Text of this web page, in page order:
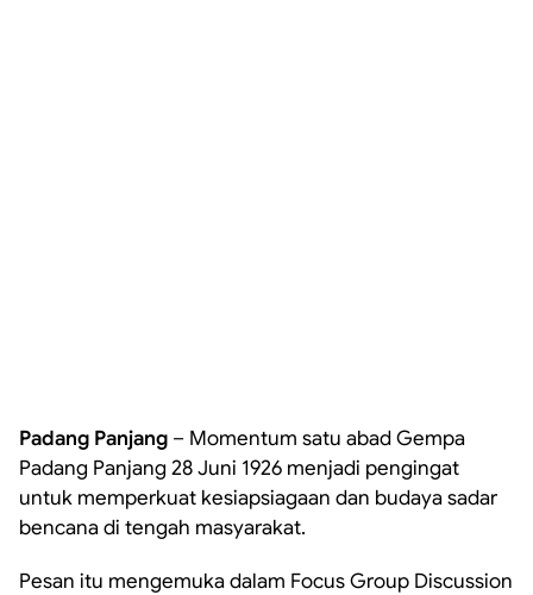
Padang Panjang – Momentum satu abad Gempa
Padang Panjang 28 Juni 1926 menjadi pengingat
untuk memperkuat kesiapsiagaan dan budaya sadar
bencana di tengah masyarakat.
Pesan itu mengemuka dalam Focus Group Discussion